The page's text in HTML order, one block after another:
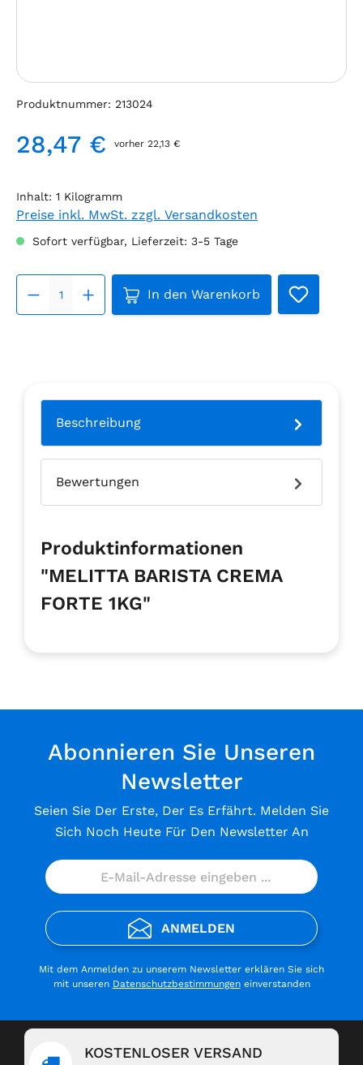
Produktnummer: 213024
Regulärer Preis:
28,47 € vorher 22,13 €
Inhalt: 1 Kilogramm
Preise inkl. MwSt. zzgl. Versandkosten
Sofort verfügbar, Lieferzeit: 3-5 Tage
Produkt Anzahl: Gib den
In den Warenkorb
Beschreibung
Bewertungen
Produktinformationen
"MELITTA BARISTA CREMA
FORTE 1KG"
Abonnieren Sie Unseren
Newsletter
Seien Sie Der Erste, Der Es Erfährt. Melden Sie
Sich Noch Heute Für Den Newsletter An
ANMELDEN
Mit dem Anmelden zu unserem Newsletter erklären Sie sich
mit unseren Datenschutzbestimmungeneinverstanden
KOSTENLOSER VERSAND